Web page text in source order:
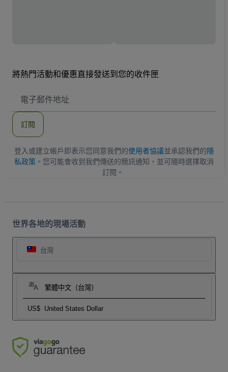
將熱門活動和優惠直接發送到您的收件匣
子
地
訂閱
登入或建立帳戶即表示您同意我們的使用者協議並承認我們的隱
私政策 。您可能會收到我們傳送的簡訊通知，並可隨時選擇取消
訂閱。
世界各地的現場活動
台灣
繁體中文（台灣）
US$ United States Dollar